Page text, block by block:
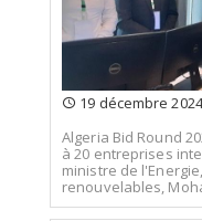
19 décembre 2024
Algeria Bid Round
à 20 entreprises
ministre de
renouvelables,